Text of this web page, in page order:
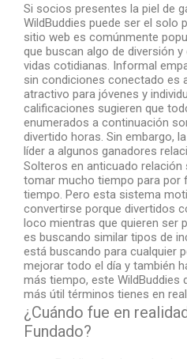
Si socios presentes la piel de
WildBuddies puede ser el solo
sitio web es comúnmente
que buscan algo de diversión
vidas cotidianas. Informal
sin condiciones conectado es
atractivo para jóvenes y
calificaciones sugieren que
enumerados a continuación
divertido horas. Sin embargo,
líder a algunos ganadores
Solteros en anticuado
tomar mucho tiempo para por
tiempo. Pero esta sistema
convertirse porque divertidos
loco mientras que quieren ser
es buscando similar tipos de
está buscando para cualquier
mejorar todo el día y también
más tiempo, este WildBuddies
más útil términos tienes en
¿Cuándo fue en
Fundado?